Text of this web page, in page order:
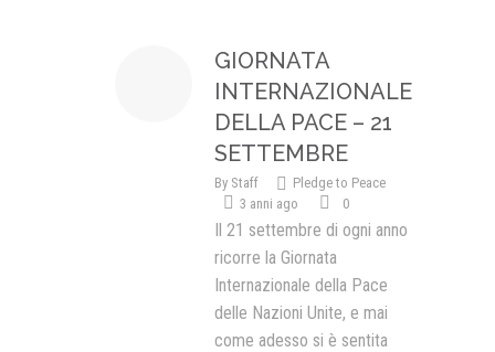
Giornata Internazionale ONU
PROGRAMMA DI EDUCAZIONE
IN CLASSE PER LA PACE
MEDICINA PER LA PACE
ATTIVITÀ IN CANTIERE
GIORNATA
INTERNAZIONALE
DELLA PACE – 21
SETTEMBRE
By Staff
Pledge to Peace
3 anni ago
0
Il 21 settembre di ogni anno
ricorre la Giornata
Internazionale della Pace
delle Nazioni Unite, e mai
come adesso si è sentita